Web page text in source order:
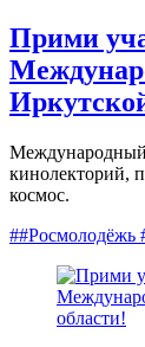
Прими
Международный
кинолекторий,
космос.
##Росмолодёжь